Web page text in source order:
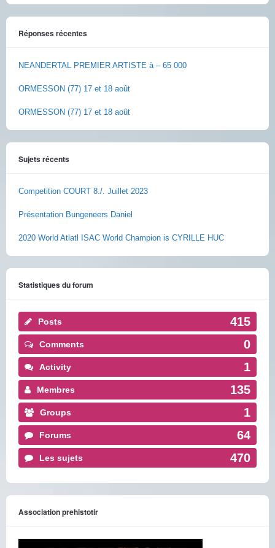
Réponses récentes
NEANDERTAL PREMIER ARTISTE à – 65 000
ORMESSON (77) 17 et 18 août
ORMESSON (77) 17 et 18 août
Sujets récents
Competition COURT 8./. Juillet 2023
Présentation Bungeneers Daniel
2020 World Atlatl ISAC World Champion is CYRILLE HUC
Statistiques du forum
Posts 415
Comments 0
Activity 1
Membres 135
Groups 1
Forums 64
Les sujets 470
Association prehistotir